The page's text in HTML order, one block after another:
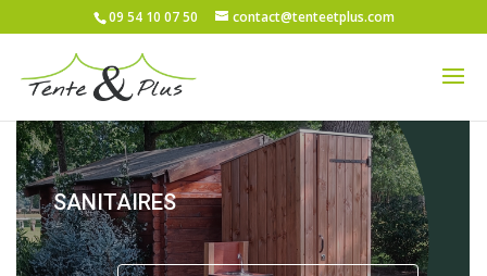
09 54 10 07 50 contact@tenteetplus.com
SANITAIRES